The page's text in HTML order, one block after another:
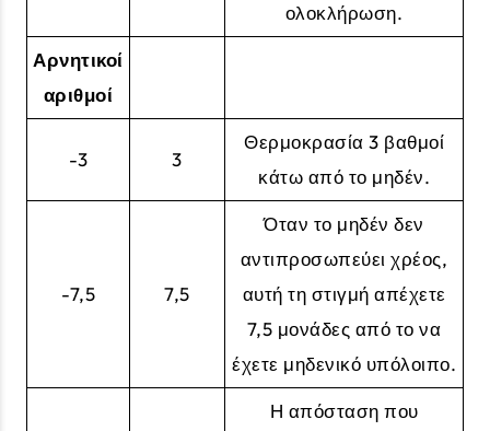
ολοκλήρωση.
Αρνητικοί
αριθμοί
-3 3
Θερμοκρασία 3 βαθμοί
κάτω από το μηδέν.
-7,5 7,5
Όταν το μηδέν δεν
αντιπροσωπεύει χρέος,
αυτή τη στιγμή απέχετε
7,5 μονάδες από το να
έχετε μηδενικό υπόλοιπο.
Η απόσταση που